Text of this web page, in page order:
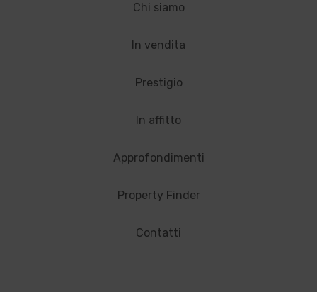
Chi siamo
In vendita
Prestigio
In affitto
Approfondimenti
Property Finder
Contatti